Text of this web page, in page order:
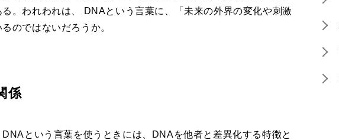
。われわれは、 DNAという言葉に、「未来の外界の変化や刺激
のではないだろうか。
係
という言葉を使うときには、DNAを他者と差異化する特徴と